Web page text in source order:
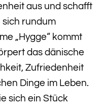
aus und schafft
sich rundum
„Hygge“ kommt
das dänische
Zufriedenheit
Dinge im Leben.
sich ein Stück